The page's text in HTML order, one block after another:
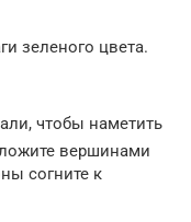
зеленого цвета.
чтобы наметить
вершинами
согните к